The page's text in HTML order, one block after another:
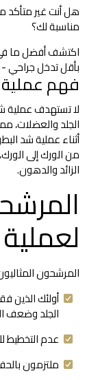
هل أنت غير متأكد
مناسبة لك؟
اكتشف أفضل ما
بأقل تدخل جراحي
فهم
لا تستهدف عملية
الجلد والعضلات،
أثناء عملية شد
من الورك إلى
الزائد والدهون.
المرشحون
أولئك الذين
الجلد وضعف
عدم التخطيط
ملتزمون